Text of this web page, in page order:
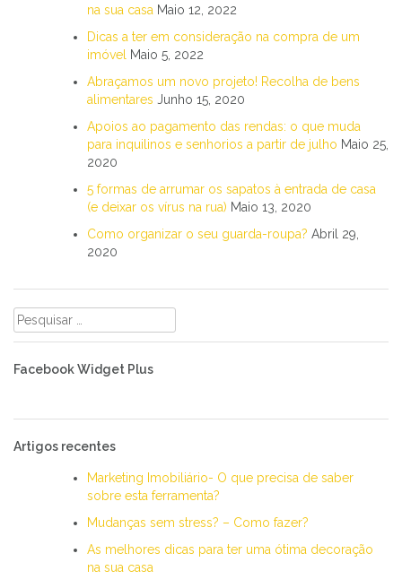
na sua casa Maio 12, 2022
Dicas a ter em consideração na compra de um
imóvel Maio 5, 2022
Abraçamos um novo projeto! Recolha de bens
alimentares Junho 15, 2020
Apoios ao pagamento das rendas: o que muda
para inquilinos e senhorios a partir de julho Maio 25,
2020
5 formas de arrumar os sapatos à entrada de casa
(e deixar os vírus na rua) Maio 13, 2020
Como organizar o seu guarda-roupa? Abril 29,
2020
Pesquisar
por:
Facebook Widget Plus
Artigos recentes
Marketing Imobiliário- O que precisa de saber
sobre esta ferramenta?
Mudanças sem stress? – Como fazer?
As melhores dicas para ter uma ótima decoração
na sua casa